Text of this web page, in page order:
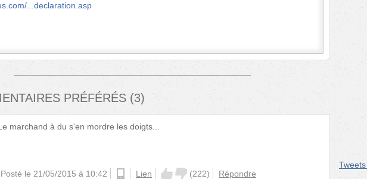
...declaration.asp
PRÉFÉRÉS (3)
marchand à du s'en mordre les doigts...
Posté le 21/05/2015 à 10:42 Lien (222) Répondre